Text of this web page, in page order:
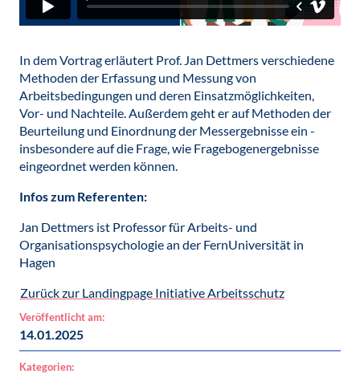
In dem Vortrag erläutert Prof. Jan Dettmers verschiedene
Methoden der Erfassung und Messung von
Arbeitsbedingungen und deren Einsatzmöglichkeiten,
Vor- und Nachteile. Außerdem geht er auf Methoden der
Beurteilung und Einordnung der Messergebnisse ein -
insbesondere auf die Frage, wie Fragebogenergebnisse
eingeordnet werden können.
Infos zum Referenten:
Jan Dettmers ist Professor für Arbeits- und
Organisationspsychologie an der FernUniversität in
Hagen
Zurück zur Landingpage Initiative Arbeitsschutz
Veröffentlicht am:
14.01.2025
Kategorien: